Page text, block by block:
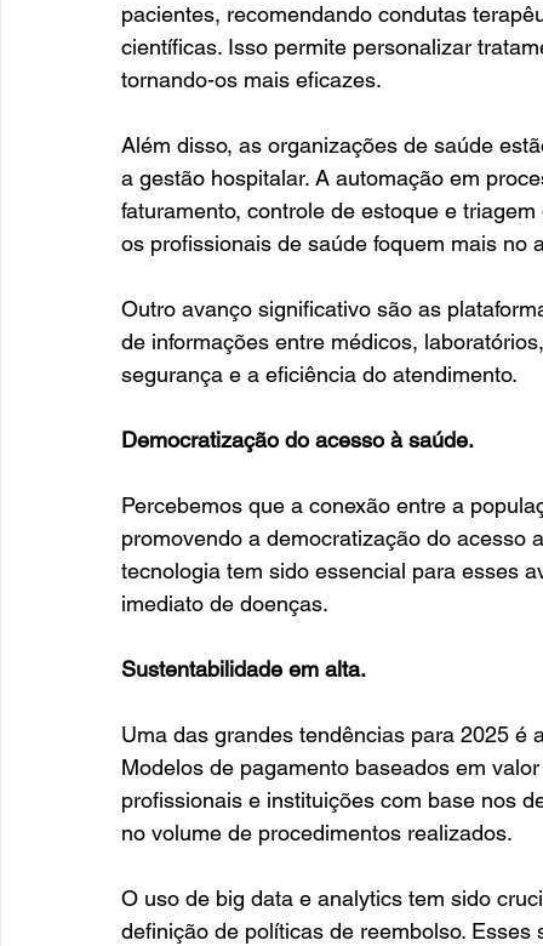
pacientes, recomendando condutas
científicas. Isso permite personalizar
tornando-os mais eficazes.
Além disso, as organizações de saúde
a gestão hospitalar. A automação em
faturamento, controle de estoque e
os profissionais de saúde foquem mais no
Outro avanço significativo são as
de informações entre médicos,
segurança e a eficiência do atendimento.
Democratização do acesso à saúde.
Percebemos que a conexão entre a
promovendo a democratização do acesso
tecnologia tem sido essencial para esses
imediato de doenças.
Sustentabilidade em alta.
Uma das grandes tendências para 2025
Modelos de pagamento baseados em
profissionais e instituições com base nos
no volume de procedimentos realizados.
O uso de big data e analytics tem sido
definição de políticas de reembolso.